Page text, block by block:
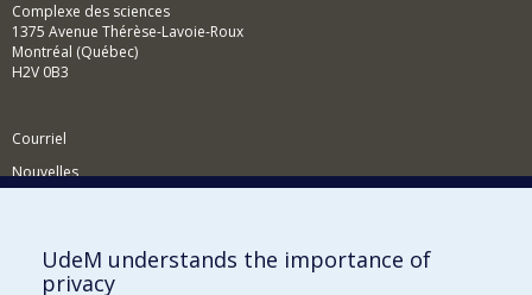
Complexe des sciences
1375 Avenue Thérèse-Lavoie-Roux
Montréal (Québec)
H2V 0B3
Courriel
Nouvelles
Comment soutenir le Département?
UdeM understands the importance of
privacy